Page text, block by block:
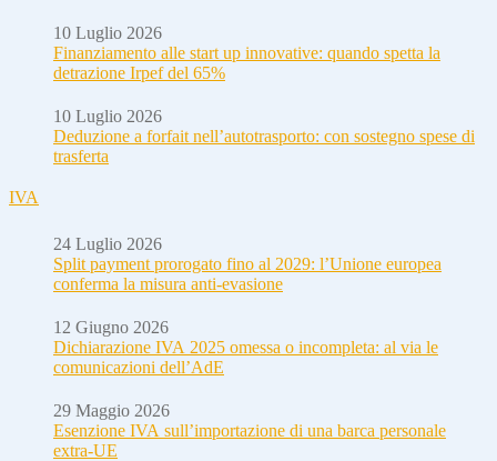
10 Luglio 2026
Finanziamento alle start up innovative: quando spetta la
detrazione Irpef del 65%
10 Luglio 2026
Deduzione a forfait nell’autotrasporto: con sostegno spese di
trasferta
IVA
24 Luglio 2026
Split payment prorogato fino al 2029: l’Unione europea
conferma la misura anti-evasione
12 Giugno 2026
Dichiarazione IVA 2025 omessa o incompleta: al via le
comunicazioni dell’AdE
29 Maggio 2026
Esenzione IVA sull’importazione di una barca personale
extra-UE